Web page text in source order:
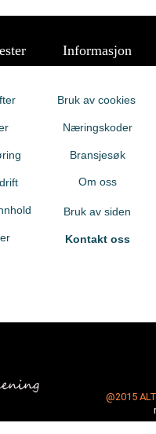
Informasjon
Bruk av cookies
Næringskoder
Bransjesøk
Om oss
Bruk av siden
Kontakt oss
@2015